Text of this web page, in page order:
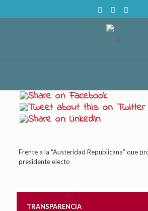
Frente a la “Austeridad Republicana” que
presidente electo
TRANSPARENCIA